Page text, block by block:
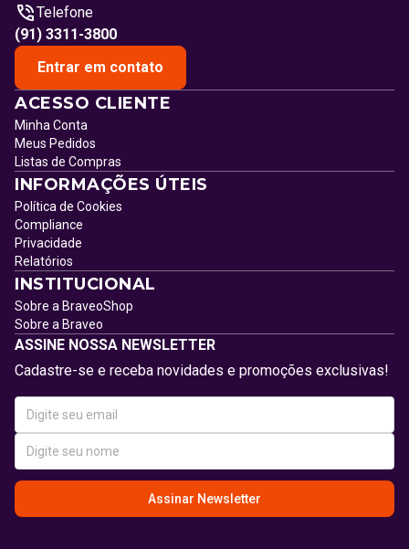
Telefone
(91) 3311-3800
Entrar em contato
ACESSO CLIENTE
Minha Conta
Meus Pedidos
Listas de Compras
INFORMAÇÕES ÚTEIS
Política de Cookies
Compliance
Privacidade
Relatórios
INSTITUCIONAL
Sobre a BraveoShop
Sobre a Braveo
ASSINE NOSSA NEWSLETTER
Cadastre-se e receba novidades e promoções exclusivas!
Assinar Newsletter